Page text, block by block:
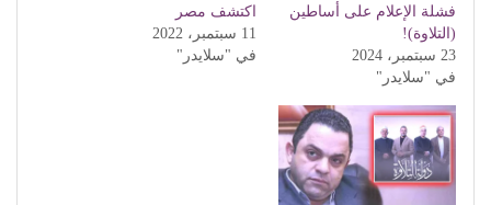
فشلة الإعلام على أساطين
(التلاوة)!
23 سبتمبر، 2024
في "سلايدر"
اكتشف مصر
11 سبتمبر، 2022
في "سلايدر"